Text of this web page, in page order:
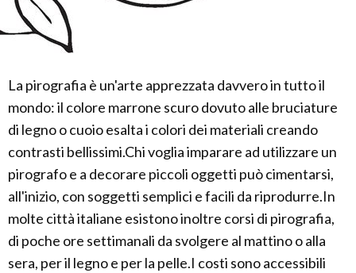
La pirografia è un'arte apprezzata davvero in tutto il
mondo: il colore marrone scuro dovuto alle bruciature
di legno o cuoio esalta i colori dei materiali creando
contrasti bellissimi.Chi voglia imparare ad utilizzare un
pirografo e a decorare piccoli oggetti può cimentarsi,
all'inizio, con soggetti semplici e facili da riprodurre.In
molte città italiane esistono inoltre corsi di pirografia,
di poche ore settimanali da svolgere al mattino o alla
sera, per il legno e per la pelle.I costi sono accessibili